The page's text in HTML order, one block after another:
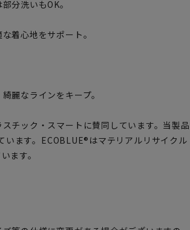
分洗いもOK。
着心地をサポート。
麗なラインをキープ。
チック・スマートに賛同しています。当製品
います。ECOBLUE®はマテリアルリサイクル
ます。